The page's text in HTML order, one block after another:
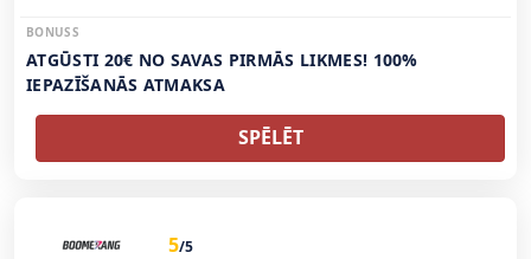
BONUSS
ATGŪSTI 20€ NO SAVAS PIRMĀS LIKMES! 100%
IEPAZĪŠANĀS ATMAKSA
SPĒLĒT
5/5